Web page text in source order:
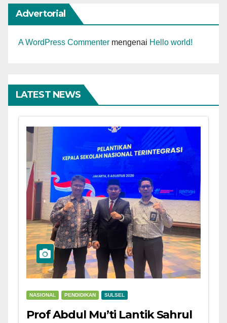
Advertorial
A WordPress Commenter mengenai Hello world!
LATEST NEWS
NASIONAL PENDIDIKAN SULSEL
Prof Abdul Mu’ti Lantik Sahrul